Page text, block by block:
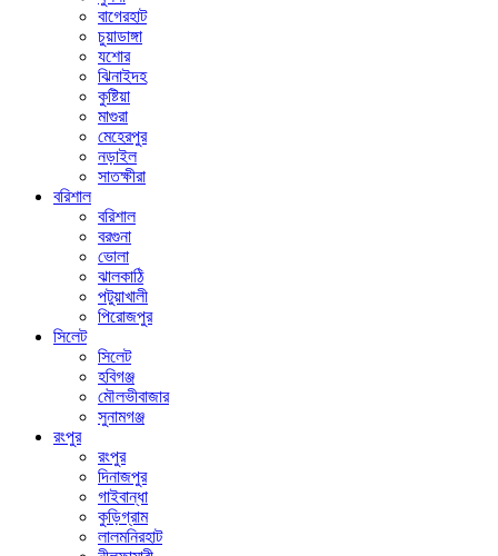
বাগেরহাট
চুয়াডাঙ্গা
যশোর
ঝিনাইদহ
কুষ্টিয়া
মাগুরা
মেহেরপুর
নড়াইল
সাতক্ষীরা
বরিশাল
বরিশাল
বরগুনা
ভোলা
ঝালকাঠি
পটুয়াখালী
পিরোজপুর
সিলেট
সিলেট
হবিগঞ্জ
মৌলভীবাজার
সুনামগঞ্জ
রংপুর
রংপুর
দিনাজপুর
গাইবান্ধা
কুড়িগ্রাম
লালমনিরহাট